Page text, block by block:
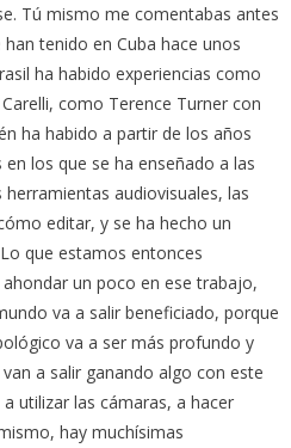
Tú mismo me comentabas antes
tenido en Cuba hace unos
ha habido experiencias como
como Terence Turner con
ha habido a partir de los años
los que se ha enseñado a las
audiovisuales, las
editar, y se ha hecho un
que estamos entonces
un poco en ese trabajo,
va a salir beneficiado, porque
va a ser más profundo y
a salir ganando algo con este
utilizar las cámaras, a hacer
hay muchísimas